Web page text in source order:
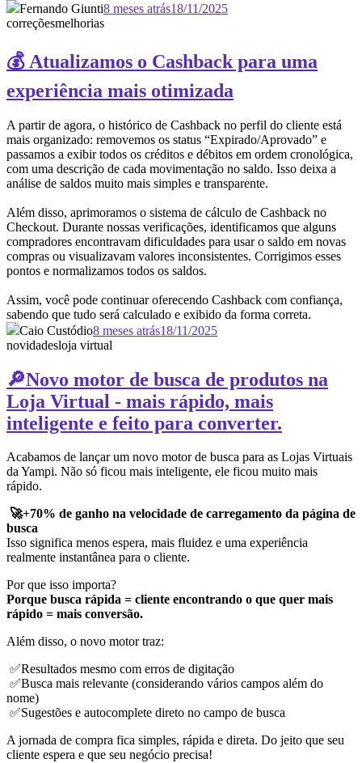
Fernando Giunti8 meses atrás18/11/2025
correçõesmelhorias
💰 Atualizamos o Cashback para uma
experiência mais otimizada
A partir de agora, o histórico de Cashback no perfil do cliente está
mais organizado: removemos os status “Expirado/Aprovado” e
passamos a exibir todos os créditos e débitos em ordem cronológica,
com uma descrição de cada movimentação no saldo. Isso deixa a
análise de saldos muito mais simples e transparente.
Além disso, aprimoramos o sistema de cálculo de Cashback no
Checkout. Durante nossas verificações, identificamos que alguns
compradores encontravam dificuldades para usar o saldo em novas
compras ou visualizavam valores inconsistentes. Corrigimos esses
pontos e normalizamos todos os saldos.
Assim, você pode continuar oferecendo Cashback com confiança,
sabendo que tudo será calculado e exibido da forma correta.
Caio Custódio8 meses atrás18/11/2025
novidadesloja virtual
🔎Novo motor de busca de produtos na
Loja Virtual - mais rápido, mais
inteligente e feito para converter.
Acabamos de lançar um novo motor de busca para as Lojas Virtuais
da Yampi. Não só ficou mais inteligente, ele ficou muito mais
rápido.
🚀+70% de ganho na velocidade de carregamento da página de
busca
Isso significa menos espera, mais fluidez e uma experiência
realmente instantânea para o cliente.
Por que isso importa?
Porque busca rápida = cliente encontrando o que quer mais
rápido = mais conversão.
Além disso, o novo motor traz:
✅Resultados mesmo com erros de digitação
✅Busca mais relevante (considerando vários campos além do
nome)
✅Sugestões e autocomplete direto no campo de busca
A jornada de compra fica simples, rápida e direta. Do jeito que seu
cliente espera e que seu negócio precisa!